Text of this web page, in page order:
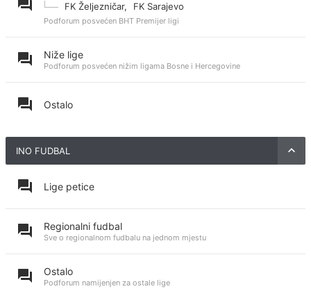
FK Željezničar, FK Sarajevo
Podforum posvećen BHT Premijer ligi
Niže lige
Podforum posvećen nižim ligama Bosne i Hercegovine
Ostalo
INO FUDBAL
Lige petice
Regionalni fudbal
Sve o regionalnom fudbalu na jednom mjestu
Ostalo
Podforum namijenjen za ostale lige